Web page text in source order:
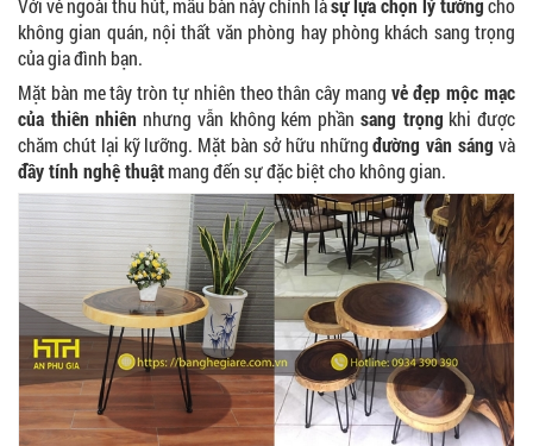
Với vẻ ngoài thu hút, mẫu bàn này chính làsự lựa chọn lý tưởngcho
không gian quán, nội thất văn phòng hay phòng khách sang trọng
của gia đình bạn.
Mặt bàn me tây tròn tự nhiên theo thân cây mang vẻ đẹp mộc mạc
của thiên nhiên nhưng vẫn không kém phần sang trọng khi được
chăm chút lại kỹ lưỡng. Mặt bàn sở hữu nhữngđường vân sáng và
đầy tính nghệ thuậtmang đến sự đặc biệt cho không gian.